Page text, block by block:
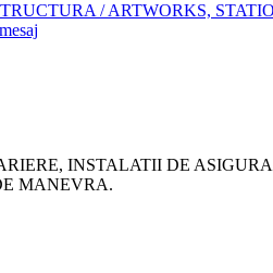
/ ARTWORKS,
INSTALATII DE
MANEVRA.